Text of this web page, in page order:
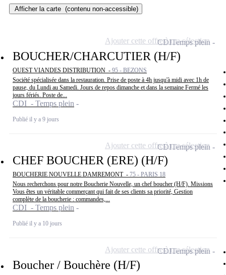
Afficher la carte (contenu non-accessible)
BOUCHER/CHARCUTIER (H/F)
OUEST VIANDES DISTRIBUTION - 95 - BEZONS
Société spécialisée dans la restauration. Prise de poste à 4h jusqu'à midi avec 1h de
pause, du Lundi au Samedi. Jours de repos dimanche et dans la semaine Fermé les
jours fériés. Poste de...
CDI - Temps plein
Publié il y a 9 jours
CDITemps plein
Ajouter cette offre à ma sélection
CHEF BOUCHER (ERE) (H/F)
BOUCHERIE NOUVELLE DAMREMONT - 75 - PARIS 18
Nous recherchons pour notre Boucherie Nouvelle, un chef boucher (H/F). Missions
Vous êtes un véritable commerçant qui fait de ses clients sa priorité, Gestion
complète de la boucherie : commandes,...
CDI - Temps plein
Publié il y a 10 jours
CDITemps plein
Ajouter cette offre à ma sélection
Boucher / Bouchère (H/F)
CDITemps plein
Ajouter cette offre à ma sélection